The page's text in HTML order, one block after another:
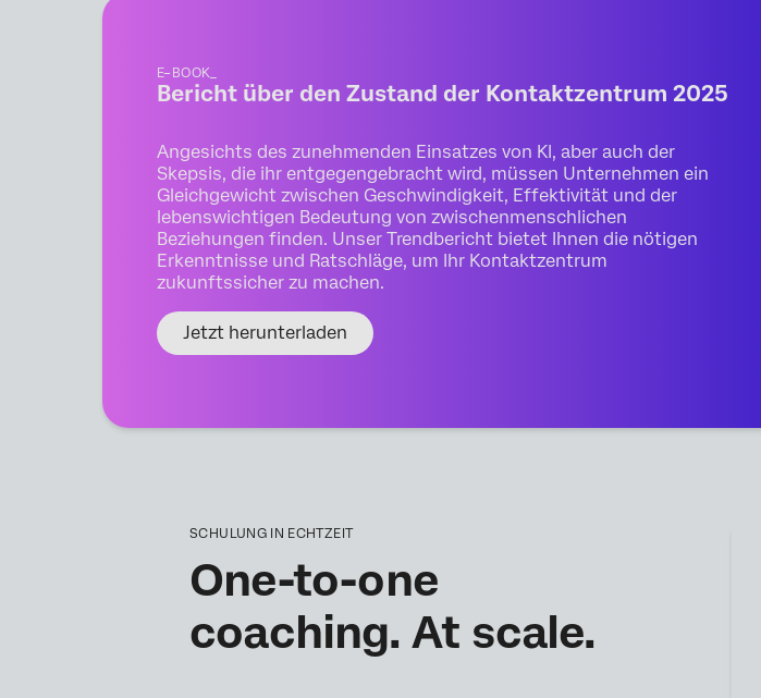
E–BOOK_
Bericht über den Zustand der Kontaktzentrum 2025
Angesichts des zunehmenden Einsatzes von KI, aber auch der
Skepsis, die ihr entgegengebracht wird, müssen Unternehmen ein
Gleichgewicht zwischen Geschwindigkeit, Effektivität und der
lebenswichtigen Bedeutung von zwischenmenschlichen
Beziehungen finden. Unser Trendbericht bietet Ihnen die nötigen
Erkenntnisse und Ratschläge, um Ihr Kontaktzentrum
zukunftssicher zu machen.
Jetzt herunterladen
SCHULUNG IN ECHTZEIT
One-to-one
coaching. At scale.